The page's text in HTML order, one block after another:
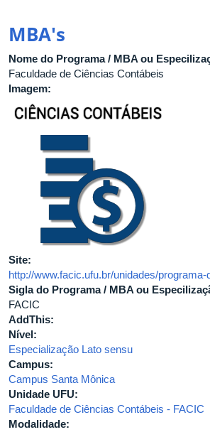
MBA's
Nome do Programa / MBA ou
Faculdade de Ciências Contábeis
Imagem:
Site:
http://www.facic.ufu.br/unidades/
Sigla do Programa / MBA ou
FACIC
AddThis:
Nível:
Especialização Lato sensu
Campus:
Campus Santa Mônica
Unidade UFU:
Faculdade de Ciências Contábeis - FACIC
Modalidade: